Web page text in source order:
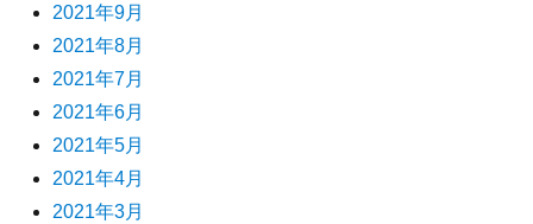
2021年9月
2021年8月
2021年7月
2021年6月
2021年5月
2021年4月
2021年3月